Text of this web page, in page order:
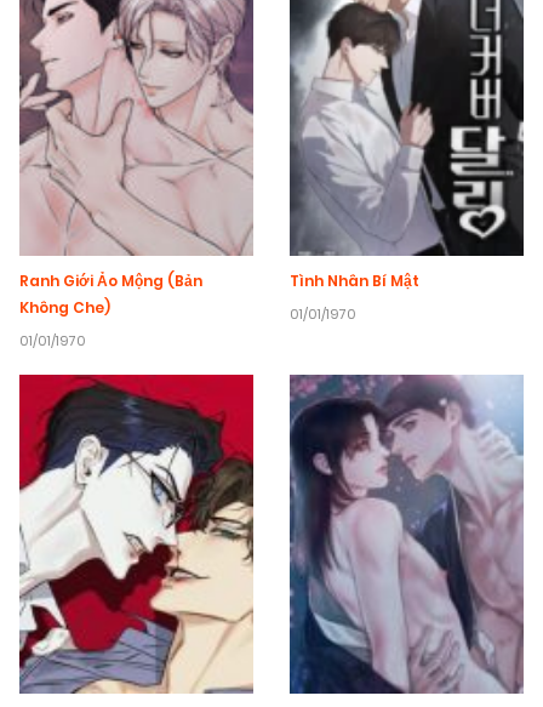
Ranh Giới Ảo Mộng (Bản
Không Che)
01/01/1970
Tình Nhân Bí Mật
01/01/1970